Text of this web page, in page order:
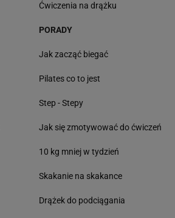
Ćwiczenia na drążku
PORADY
Jak zacząć biegać
Pilates co to jest
Step - Stepy
Jak się zmotywować do ćwiczeń
10 kg mniej w tydzień
Skakanie na skakance
Drążek do podciągania